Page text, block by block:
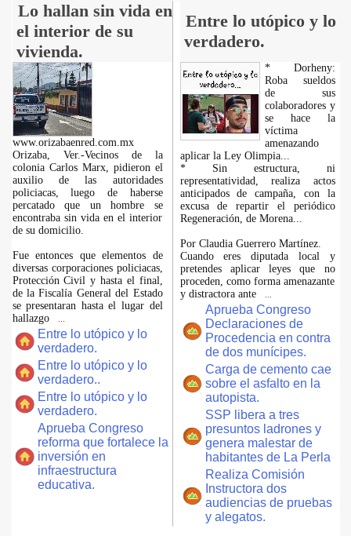
Lo hallan sin vida en
el interior de su
vivienda.
Entre lo utópico y lo
verdadero.
www.orizabaenred.com.mx
Orizaba, Ver.-Vecinos de la
colonia Carlos Marx, pidieron el
auxilio de las autoridades
policiacas, luego de haberse
percatado que un hombre se
encontraba sin vida en el interior
de su domicilio.
Fue entonces que elementos de
diversas corporaciones policiacas,
Protección Civil y hasta el final,
de la Fiscalía General del Estado
se presentaran hasta el lugar del
hallazgo
Entre lo utópico y lo
verdadero.
Entre lo utópico y lo
verdadero..
Entre lo utópico y lo
verdadero.
Aprueba Congreso
reforma que fortalece la
inversión en
infraestructura
educativa.
* Dorheny:
Roba sueldos
de sus
colaboradores y
se hace la
víctima
amenazando
aplicar la Ley Olimpia...
* Sin estructura, ni
representatividad, realiza actos
anticipados de campaña, con la
excusa de repartir el periódico
Regeneración, de Morena...
Por Claudia Guerrero Martínez.
Cuando eres diputada local y
pretendes aplicar leyes que no
proceden, como forma amenazante
y distractora ante
Aprueba Congreso
Declaraciones de
Procedencia en contra
de dos munícipes.
Carga de cemento cae
sobre el asfalto en la
autopista.
SSP libera a tres
presuntos ladrones y
genera malestar de
habitantes de La Perla
Realiza Comisión
Instructora dos
audiencias de pruebas
y alegatos.